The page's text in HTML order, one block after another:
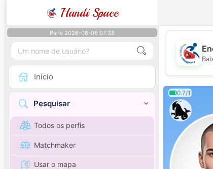
Handi Space
Paris 2026-08-06 07:38
Início
Pesquisar
Todos os perfis
Matchmaker
Usar o mapa
0.7/1